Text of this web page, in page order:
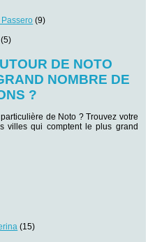
(9)
(5)
DE NOTO
NOMBRE DE
?
de Noto ? Trouvez votre
villes qui comptent le plus grand
(15)